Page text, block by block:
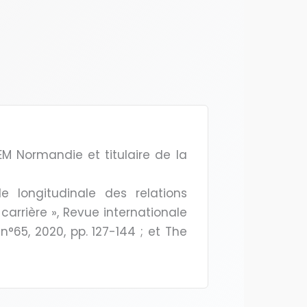
Normandie et titulaire de la
longitudinale des relations
», Revue internationale
2020, pp. 127-144 ; et The